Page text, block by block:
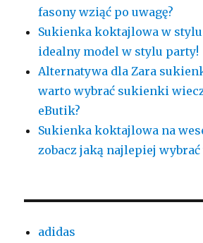
fasony wziąć po uwagę?
Sukienka koktajlowa w
idealny model w stylu party!
Alternatywa dla Zara
warto wybrać sukienki
eButik?
Sukienka koktajlowa na
zobacz jaką najlepiej wybrać
adidas